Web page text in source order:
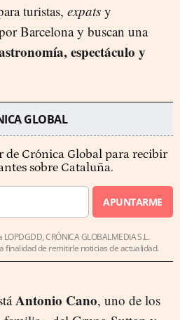
turistas, expats y
Barcelona y buscan una
espectáculo y
GLOBAL
de Crónica Global para recibir
sobre Cataluña.
APUNTARME
CRÓNICA GLOBALMEDIA S.L.
finalidad de remitirle noticias de actualidad.
Antonio Cano, uno de los